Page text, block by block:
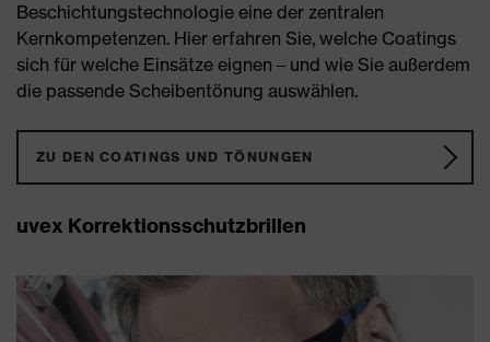
Beschichtungstechnologie eine der zentralen
Kernkompetenzen. Hier erfahren Sie, welche Coatings
sich für welche Einsätze eignen – und wie Sie außerdem
die passende Scheibentönung auswählen.
ZU DEN COATINGS UND TÖNUNGEN
uvex Korrektionsschutzbrillen